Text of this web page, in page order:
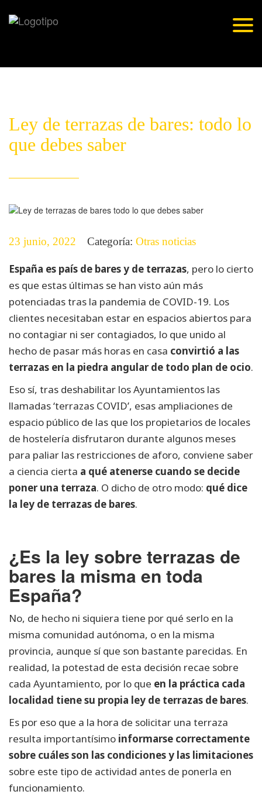
content
Ley de terrazas de bares: todo lo
que debes saber
23 junio, 2022 Categoría: Otras noticias
España es país de bares y de terrazas, pero lo cierto
es que estas últimas se han visto aún más
potenciadas tras la pandemia de COVID-19. Los
clientes necesitaban estar en espacios abiertos para
no contagiar ni ser contagiados, lo que unido al
hecho de pasar más horas en casa convirtió a las
terrazas en la piedra angular de todo plan de ocio.
Eso sí, tras deshabilitar los Ayuntamientos las
llamadas ‘terrazas COVID’, esas ampliaciones de
espacio público de las que los propietarios de locales
de hostelería disfrutaron durante algunos meses
para paliar las restricciones de aforo, conviene saber
a ciencia cierta a qué atenerse cuando se decide
poner una terraza. O dicho de otro modo: qué dice
la ley de terrazas de bares.
¿Es la ley sobre terrazas de
bares la misma en toda
España?
No, de hecho ni siquiera tiene por qué serlo en la
misma comunidad autónoma, o en la misma
provincia, aunque sí que son bastante parecidas. En
realidad, la potestad de esta decisión recae sobre
cada Ayuntamiento, por lo que en la práctica cada
localidad tiene su propia ley de terrazas de bares.
Es por eso que a la hora de solicitar una terraza
resulta importantísimo informarse correctamente
sobre cuáles son las condiciones y las limitaciones
sobre este tipo de actividad antes de ponerla en
funcionamiento.